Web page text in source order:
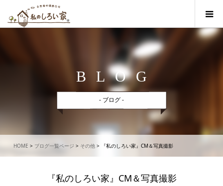
BLOG
- ブログ -
HOME > ブログ一覧ページ > その他 > 『私のしろい家』CM＆写真撮影
『私のしろい家』CM＆写真撮影